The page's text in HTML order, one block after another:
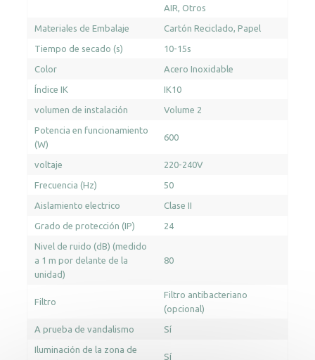
AIR Otros
Materiales de Embalaje Cartón Reciclado Papel
Tiempo de secado (s) 10-15s
Color Acero Inoxidable
Índice IK IK10
volumen de instalación Volume 2
Potencia en funcionamiento
(W)
600
voltaje 220-240V
Frecuencia (Hz) 50
Aislamiento electrico Clase II
Grado de protección (IP) 24
Nivel de ruido (dB) (medido
a 1 m por delante de la
unidad)
80
Filtro
Filtro antibacteriano
(opcional)
A prueba de vandalismo Sí
Iluminación de la zona de
Sí